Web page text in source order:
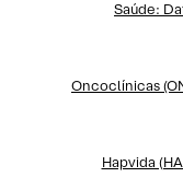
Saúde:
Oncoclínicas
Hapvida